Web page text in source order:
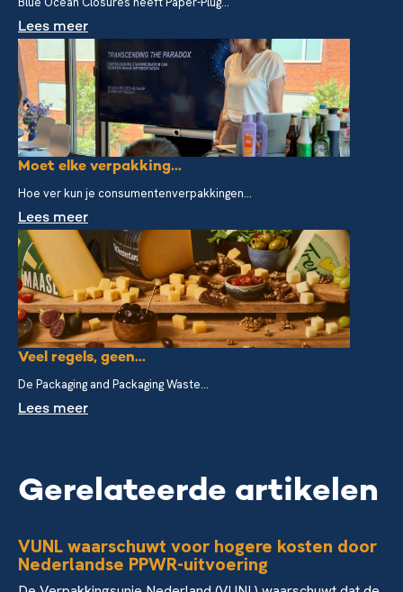
Lees meer
Moet elke verpakking...
Hoe ver kun je consumentenverpakkingen...
Lees meer
Veel regels, geen...
De Packaging and Packaging Waste...
Lees meer
Gerelateerde artikelen
VUNL waarschuwt voor hogere kosten door
Nederlandse PPWR-uitvoering